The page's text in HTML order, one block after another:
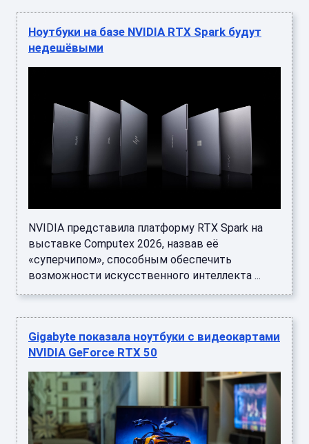
Ноутбуки на базе NVIDIA RTX Spark будут
недешёвыми
NVIDIA представила платформу RTX Spark на
выставке Computex 2026, назвав её
«суперчипом», способным обеспечить
возможности искусственного интеллекта ...
Gigabyte показала ноутбуки с видеокартами
NVIDIA GeForce RTX 50